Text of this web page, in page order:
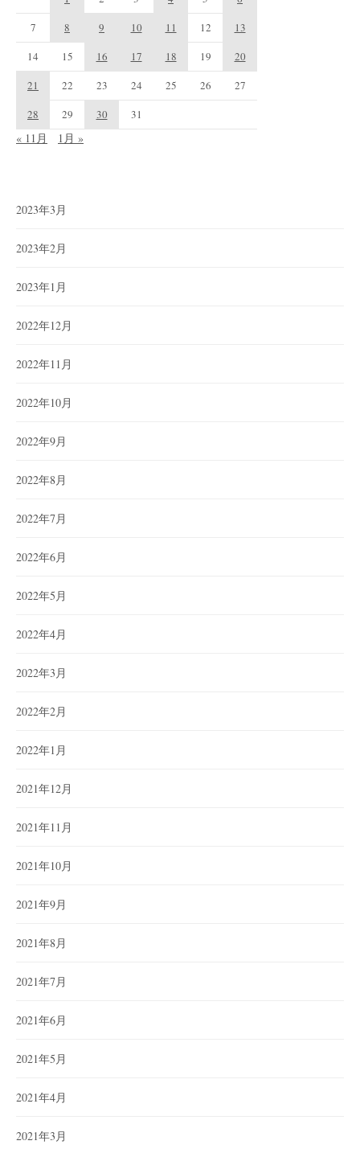
7
8 9 10 11 12
13
14
15 16 17 18 19
20
21
22 23 24 25 26
27
28
29 30 31
« 11月 1月 »
2023年3月
2023年2月
2023年1月
2022年12月
2022年11月
2022年10月
2022年9月
2022年8月
2022年7月
2022年6月
2022年5月
2022年4月
2022年3月
2022年2月
2022年1月
2021年12月
2021年11月
2021年10月
2021年9月
2021年8月
2021年7月
2021年6月
2021年5月
2021年4月
2021年3月